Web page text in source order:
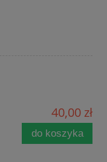
40,00 zł
do koszyka